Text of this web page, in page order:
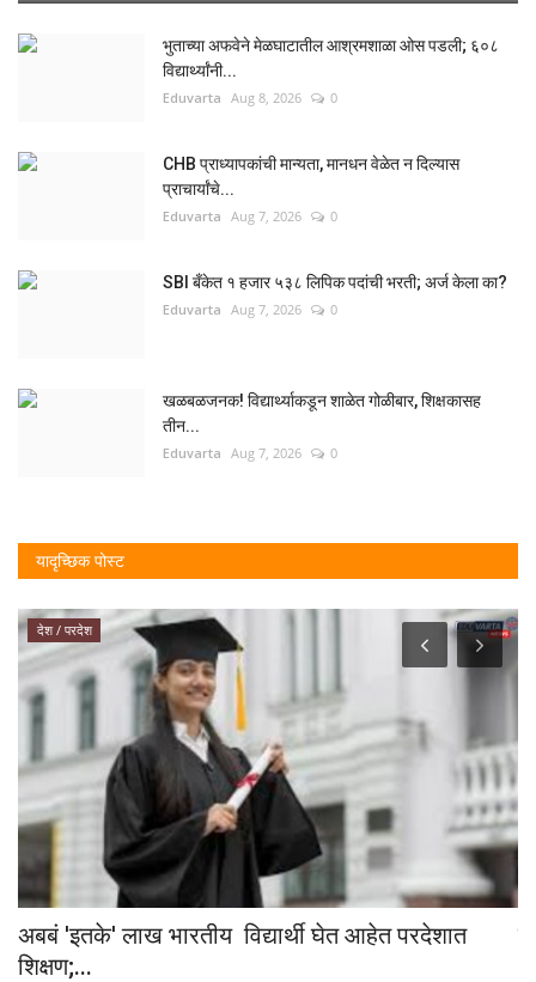
भुताच्या अफवेने मेळघाटातील आश्रमशाळा ओस पडली; ६०८
विद्यार्थ्यांनी...
Eduvarta Aug 8, 2026 0
CHB प्राध्यापकांची मान्यता, मानधन वेळेत न दिल्यास
प्राचार्यांचे...
Eduvarta Aug 7, 2026 0
SBI बँकेत १ हजार ५३८ लिपिक पदांची भरती; अर्ज केला का?
Eduvarta Aug 7, 2026 0
खळबळजनक! विद्यार्थ्याकडून शाळेत गोळीबार, शिक्षकासह
तीन...
Eduvarta Aug 7, 2026 0
यादृच्छिक पोस्ट
देश / परदेश
अबबं 'इतके' लाख भारतीय विद्यार्थी घेत आहेत परदेशात
शिक्षण;...